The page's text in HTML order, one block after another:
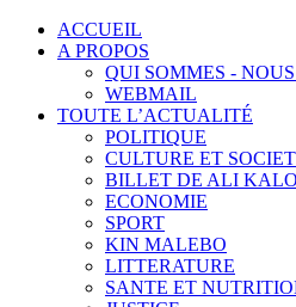
ACCUEIL
A PROPOS
QUI SOMMES - NOUS
WEBMAIL
TOUTE L’ACTUALITÉ
POLITIQUE
CULTURE ET
BILLET DE ALI
ECONOMIE
SPORT
KIN MALEBO
LITTERATURE
SANTE ET